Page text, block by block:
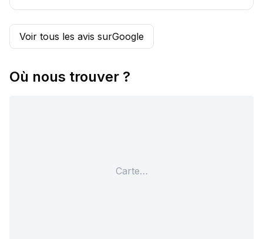
Voir tous les avis surGoogle
Où nous trouver ?
Carte…